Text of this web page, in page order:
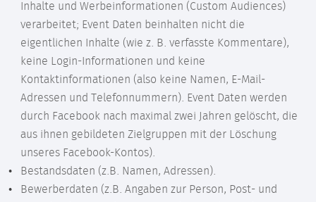
Inhalte und Werbeinformationen (Custom Audiences)
verarbeitet; Event Daten beinhalten nicht die
eigentlichen Inhalte (wie z. B. verfasste Kommentare),
keine Login-Informationen und keine
Kontaktinformationen (also keine Namen, E-Mail-
Adressen und Telefonnummern). Event Daten werden
durch Facebook nach maximal zwei Jahren gelöscht, die
aus ihnen gebildeten Zielgruppen mit der Löschung
unseres Facebook-Kontos).
Bestandsdaten (z.B. Namen, Adressen).
Bewerberdaten (z.B. Angaben zur Person, Post- und